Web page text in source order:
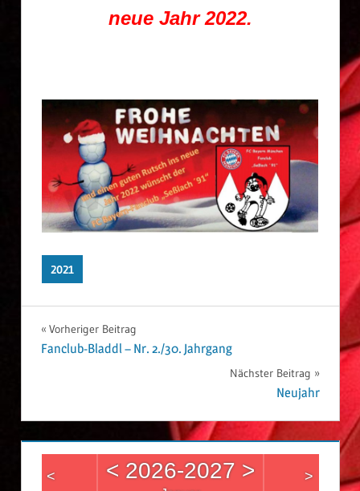
neue Jahr 2022.
2021
Beitrags-
Vorheriger Beitrag
Fanclub-Bladdl – Nr. 2./30. Jahrgang
Nächster Beitrag
Neujahr
< <2026-2027 > >